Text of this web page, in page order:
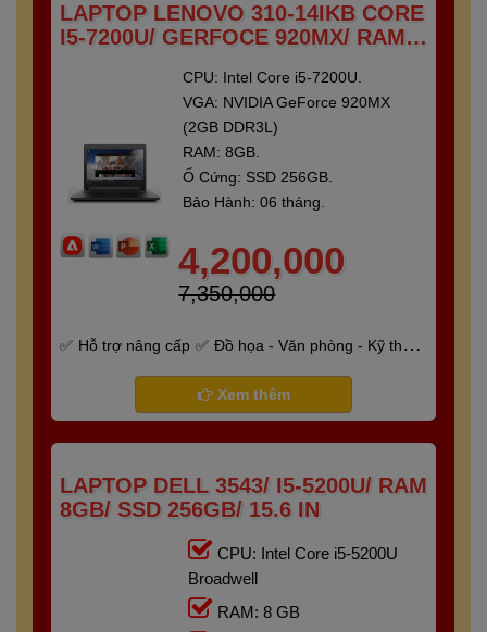
LAPTOP LENOVO 310-14IKB CORE
I5-7200U/ GERFOCE 920MX/ RAM 8
CPU: Intel Core i5-7200U.
VGA: NVIDIA GeForce 920MX
(2GB DDR3L)
RAM: 8GB.
Ổ Cứng: SSD 256GB.
Bảo Hành: 06 tháng.
4,200,000
7,350,000
Hỗ trợ nâng cấp
Đồ họa - Văn phòng - Kỹ thuật
Bảo hành 6 tháng
Xem thêm
LAPTOP DELL 3543/ I5-5200U/ RAM
8GB/ SSD 256GB/ 15.6 IN
CPU: Intel Core i5-5200U
Broadwell
RAM: 8 GB